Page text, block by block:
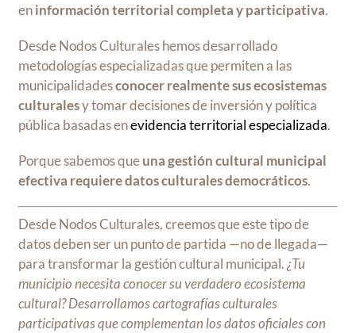
eninformación territorial completa y participativa.
Desde Nodos Culturales hemos desarrollado
metodologías especializadas que permiten a las
municipalidadesconocer realmente sus ecosistemas
culturalesy tomar decisiones de inversión y política
pública basadas enevidencia territorial especializada.
Porque sabemos queuna gestión cultural municipal
efectiva requiere datos culturales democráticos.
Desde Nodos Culturales, creemos que este tipo de
datos deben ser un punto de partida —no de llegada—
para transformar la gestión cultural municipal.¿Tu
municipio necesita conocer su verdadero ecosistema
cultural? Desarrollamos cartografías culturales
participativas que complementan los datos oficiales con